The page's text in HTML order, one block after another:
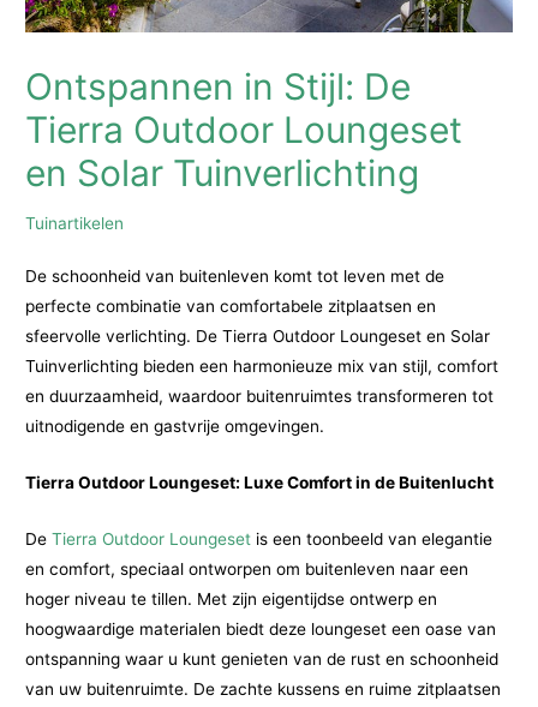
Ontspannen in Stijl: De
Tierra Outdoor Loungeset
en Solar Tuinverlichting
Tuinartikelen
De schoonheid van buitenleven komt tot leven met de
perfecte combinatie van comfortabele zitplaatsen en
sfeervolle verlichting. De Tierra Outdoor Loungeset en Solar
Tuinverlichting bieden een harmonieuze mix van stijl, comfort
en duurzaamheid, waardoor buitenruimtes transformeren tot
uitnodigende en gastvrije omgevingen.
Tierra Outdoor Loungeset: Luxe Comfort in de Buitenlucht
DeTierra Outdoor Loungeset is een toonbeeld van elegantie
en comfort, speciaal ontworpen om buitenleven naar een
hoger niveau te tillen. Met zijn eigentijdse ontwerp en
hoogwaardige materialen biedt deze loungeset een oase van
ontspanning waar u kunt genieten van de rust en schoonheid
van uw buitenruimte. De zachte kussens en ruime zitplaatsen